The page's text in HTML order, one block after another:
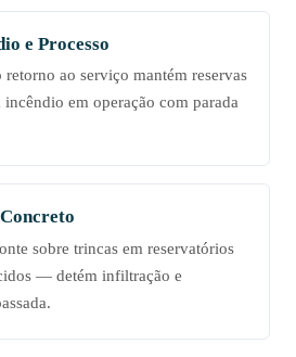
e Processo
ao serviço mantém reservas
em operação com parada
sobre trincas em reservatórios
— detém infiltração e